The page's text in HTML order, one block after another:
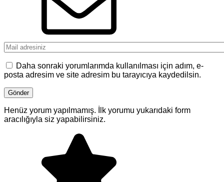
Daha sonraki yorumlarımda kullanılması için adım, e-
posta adresim ve site adresim bu tarayıcıya kaydedilsin.
Henüz yorum yapılmamış. İlk yorumu yukarıdaki form
aracılığıyla siz yapabilirsiniz.